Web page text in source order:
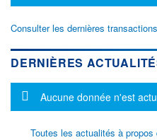
Consulter les dernières
DERNIÈRES
Message d'information
Aucune donnée n'est
Toutes les actualités à